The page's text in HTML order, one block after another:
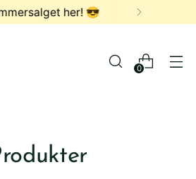
OVER 1000,- ✨
0